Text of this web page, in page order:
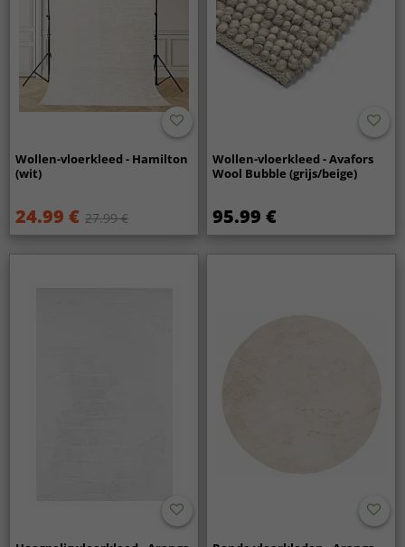
Wollen-vloerkleed - Hamilton
(wit)
24.99 € 27.99 €
Wollen-vloerkleed - Avafors
Wool Bubble (grijs/beige)
95.99 €